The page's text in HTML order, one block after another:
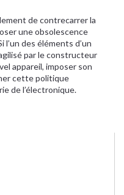
de contrecarrer la
une obsolescence
l’un des éléments d’un
par le constructeur
appareil, imposer son
cette politique
de l’électronique.